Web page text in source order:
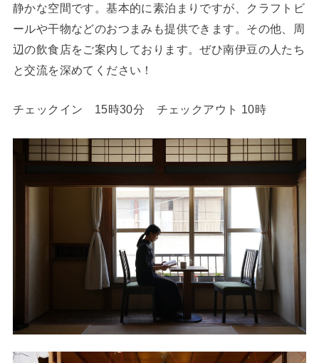
静かな空間です。基本的に素泊まりですが、クラフトビ
ールや干物などのおつまみも提供できます。その他、周
辺の飲食店をご案内しております。ぜひ南伊豆の人たち
と交流を深めてください！
チェックイン 15時30分 チェックアウト 10時